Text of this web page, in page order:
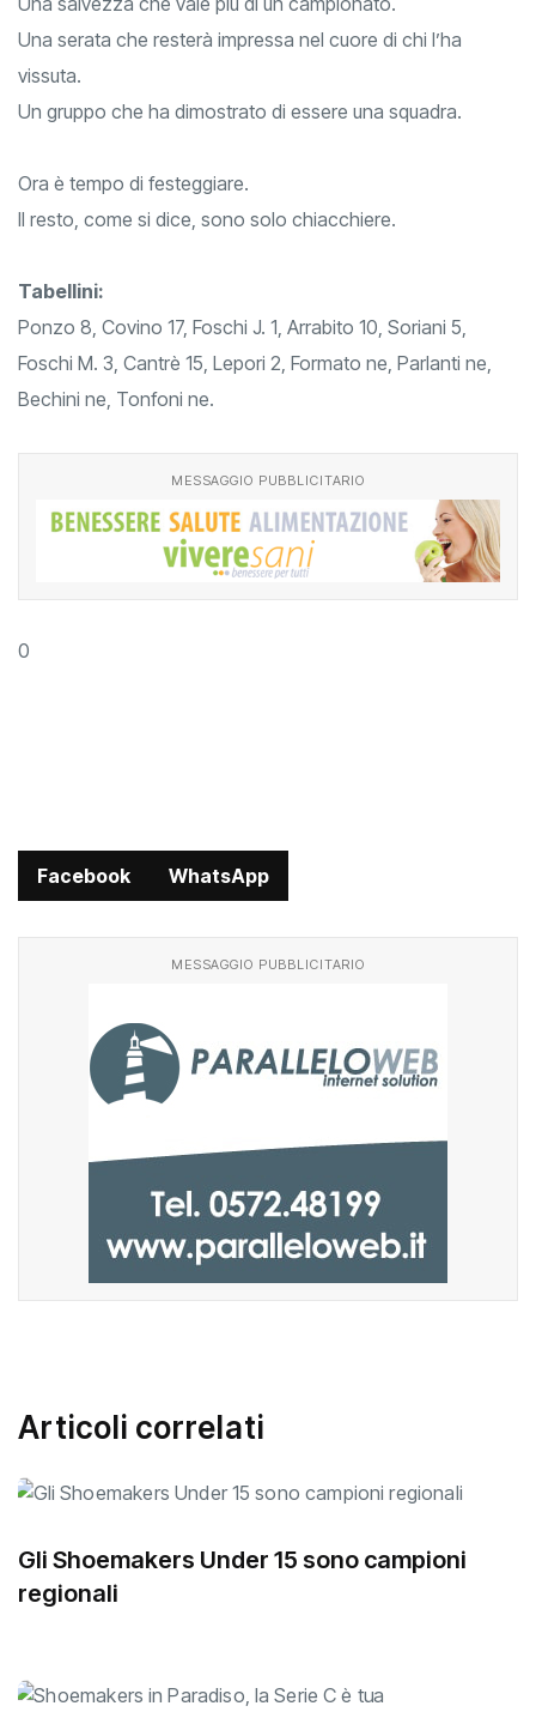
Una serata che resterà impressa nel cuore di chi l’ha
vissuta.
Un gruppo che ha dimostrato di essere una squadra.
Ora è tempo di festeggiare.
Il resto, come si dice, sono solo chiacchiere.
Tabellini:
Ponzo 8, Covino 17, Foschi J. 1, Arrabito 10, Soriani 5,
Foschi M. 3, Cantrè 15, Lepori 2, Formato ne, Parlanti ne,
Bechini ne, Tonfoni ne.
MESSAGGIO PUBBLICITARIO
0
Facebook WhatsApp
MESSAGGIO PUBBLICITARIO
Articoli correlati
Gli Shoemakers Under 15 sono campioni
regionali